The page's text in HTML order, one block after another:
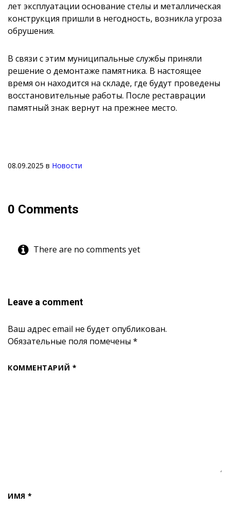
лет эксплуатации основание стелы и металлическая
конструкция пришли в негодность, возникла угроза
обрушения.
В связи с этим муниципальные службы приняли
решение о демонтаже памятника. В настоящее
время он находится на складе, где будут проведены
восстановительные работы. После реставрации
памятный знак вернут на прежнее место.
08.09.2025 в Новости
0 Comments
There are no comments yet
Leave a comment
Ваш адрес email не будет опубликован.
Обязательные поля помечены *
КОММЕНТАРИЙ *
ИМЯ*